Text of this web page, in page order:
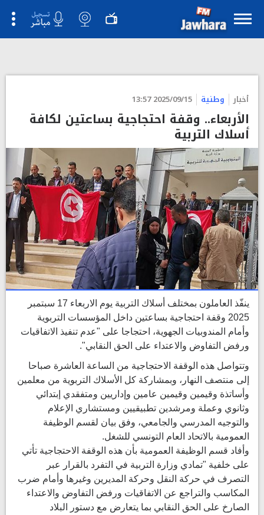
أخبار وطنية 2025/09/15 13:57
الأربعاء.. وقفة احتجاجية بساعتين لكافة
أسلاك التربية
ينفّذ العاملون بمختلف أسلاك التربية يوم الاربعاء 17 سبتمبر
2025 وقفة احتجاجية بساعتين داخل المؤسسات التربوية
وأمام المندوبيات الجهوية، احتجاجا على "عدم تنفيذ الاتفاقيات
ورفض التفاوض والاعتداء على الحق النقابي".
وتتواصل هذه الوقفة الاحتجاجية من الساعة العاشرة صباحا
إلى منتصف النهار، وبمشاركة كل الأسلاك التربوية من معلمين
وأساتذة وقيمين وقيمين عامين وإداريين ومتفقدي إبتدائي
وثانوي وعملة ومرشدين تطبيقيين ومستشاري الإعلام
والتوجيه المدرسي والجامعي، وفق بيان لقسم الوظيفة
العمومية بالاتحاد العام التونسي للشغل.
وأفاد قسم الوظيفة العمومية بأن هذه الوقفة الاحتجاجية تأتي
على خلفية "تمادي وزارة التربية في التفرد بالقرار عبر
التصرف في حركة النقل وحركة المديرين وغيرها وأمام ضرب
المكاسب والتراجع عن الاتفاقيات ورفض التفاوض والاعتداء
الصارخ على الحق النقابي بما يتعارض مع دستور البلاد